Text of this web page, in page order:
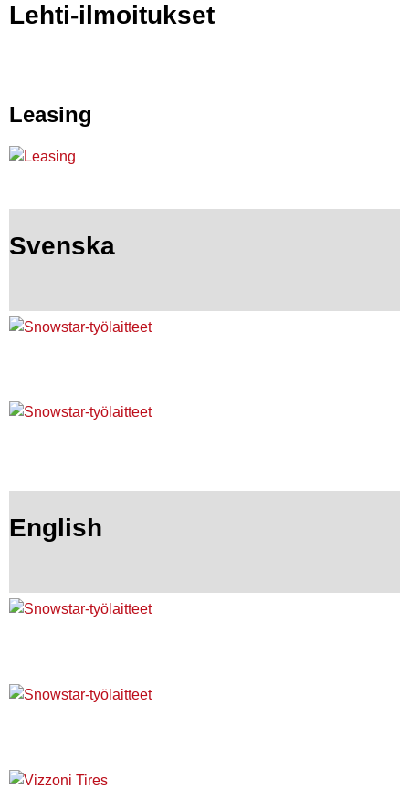
Lehti-ilmoitukset
Leasing
Svenska
English